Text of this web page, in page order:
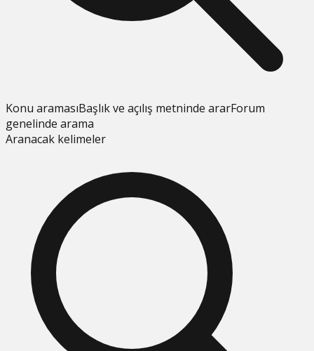
Konu aramasıBaşlık ve açılış metninde ararForum
genelinde arama
Aranacak kelimeler